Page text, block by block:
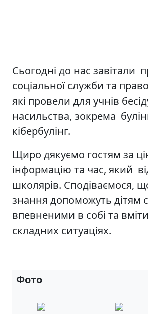
Сьогодні до нас завітали
соціальної служби та
які провели для учнів
насильства, зокрема
кібербулінг.
Щиро дякуємо гостям за
інформацію та час, який
школярів. Сподіваємося,
знання допоможуть дітям
впевненими в собі та
складних ситуаціях.
Фото